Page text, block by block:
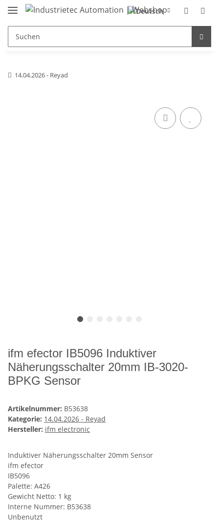
14.04.2026 - Reyad
ifm efector IB5096 Induktiver
Näherungsschalter 20mm IB-3020-
BPKG Sensor
Artikelnummer: B53638
Kategorie: 14.04.2026 - Reyad
Hersteller: ifm electronic
Induktiver Näherungsschalter 20mm Sensor
ifm efector
IB5096
Palette: A426
Gewicht Netto: 1 kg
Interne Nummer: B53638
Unbenutzt